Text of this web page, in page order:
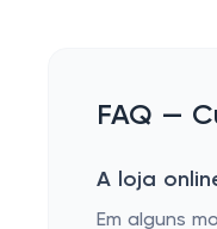
Tricae
LUMISS
Vizzano
FAQ —
A loja
Em alguns